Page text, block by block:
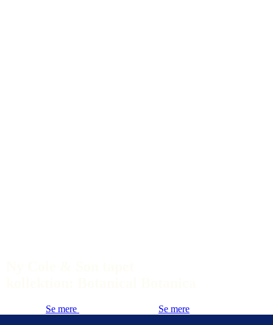
Se mere Se mere